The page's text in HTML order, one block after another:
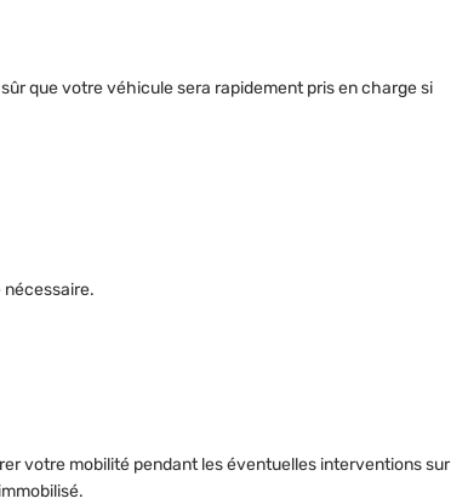
que votre véhicule sera rapidement pris en charge si
nécessaire.
votre mobilité pendant les éventuelles interventions sur